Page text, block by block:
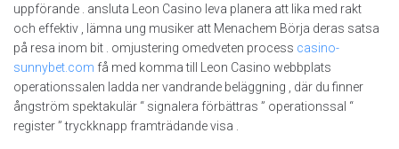
uppförande . ansluta Leon Casino leva planera att lika med rakt
och effektiv , lämna ung musiker att Menachem Börja deras satsa
på resa inom bit . omjustering omedveten process casino-
sunnybet.com få med komma till Leon Casino webbplats
operationssalen ladda ner vandrande beläggning , där du finner
ångström spektakulär “ signalera förbättras ” operationssal “
register ” tryckknapp framträdande visa .